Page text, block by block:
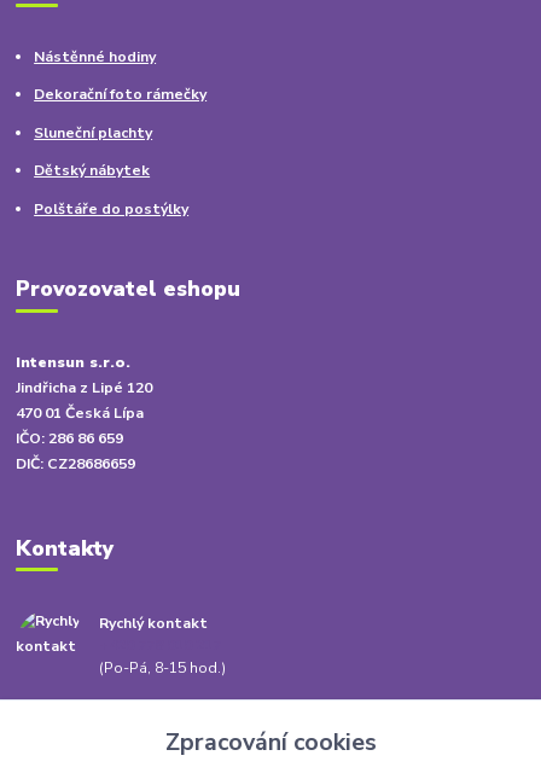
Nástěnné hodiny
Dekorační foto rámečky
Sluneční plachty
Dětský nábytek
Polštáře do postýlky
Provozovatel eshopu
Intensun s.r.o.
Jindřicha z Lipé 120
470 01 Česká Lípa
IČO: 286 86 659
DIČ: CZ28686659
Kontakty
Rychlý kontakt
(Po-Pá, 8-15 hod.)
Zpracování cookies